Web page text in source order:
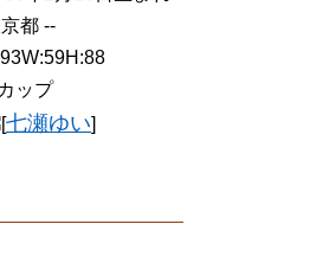
都 --
ップ
[七瀬ゆい]